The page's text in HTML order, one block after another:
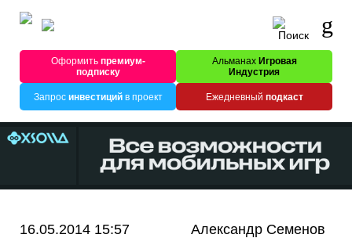
Оформитьпремиум-
подписку
Альманах Игровая
Индустрия
Запрос инвестицийв проект Ежедневный подкаст
16.05.2014 15:57 Александр Семенов